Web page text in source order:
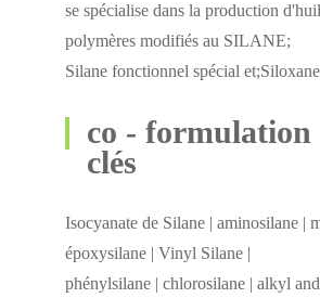
se spécialise dans la production
polymères modifiés au SILANE;
Silane fonctionnel spécial
co - formulation
clés
Isocyanate de Silane | aminosilane |
époxysilane | Vinyl Silane |
phénylsilane | chlorosilane | alkyl